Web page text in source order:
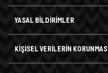
YASAL BİLDİRİMLER
KİŞİSEL VERİLERİN